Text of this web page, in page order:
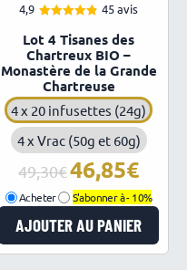
4,9
sur 5
45 avis
Lot 4 Tisanes des
Chartreux BIO –
Monastère de la Grande
Chartreuse
4 x 20 infusettes (24g)
4 x Vrac (50g et 60g)
49,30
Le
prix
initial
était :
49,30€.
46,85
prix
actuel
est :
46,85€.
Acheter S'abonner à -10%
AJOUTER AU PANIER